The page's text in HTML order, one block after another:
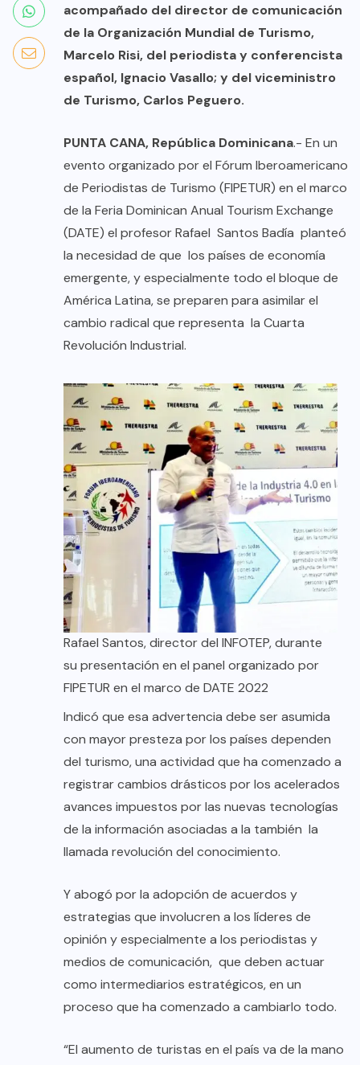
acompañado del director de comunicación
de la Organización Mundial de Turismo,
Marcelo Risi, del periodista y conferencista
español, Ignacio Vasallo; y del viceministro
de Turismo, Carlos Peguero.
PUNTA CANA, República Dominicana.- En un
evento organizado por el Fórum Iberoamericano
de Periodistas de Turismo (FIPETUR) en el marco
de la Feria Dominican Anual Tourism Exchange
(DATE) el profesor Rafael Santos Badía planteó
la necesidad de que los países de economía
emergente, y especialmente todo el bloque de
América Latina, se preparen para asimilar el
cambio radical que representa la Cuarta
Revolución Industrial.
Rafael Santos, director del INFOTEP, durante
su presentación en el panel organizado por
FIPETUR en el marco de DATE 2022
Indicó que esa advertencia debe ser asumida
con mayor presteza por los países dependen
del turismo, una actividad que ha comenzado a
registrar cambios drásticos por los acelerados
avances impuestos por las nuevas tecnologías
de la información asociadas a la también la
llamada revolución del conocimiento.
Y abogó por la adopción de acuerdos y
estrategias que involucren a los líderes de
opinión y especialmente a los periodistas y
medios de comunicación, que deben actuar
como intermediarios estratégicos, en un
proceso que ha comenzado a cambiarlo todo.
“El aumento de turistas en el país va de la mano